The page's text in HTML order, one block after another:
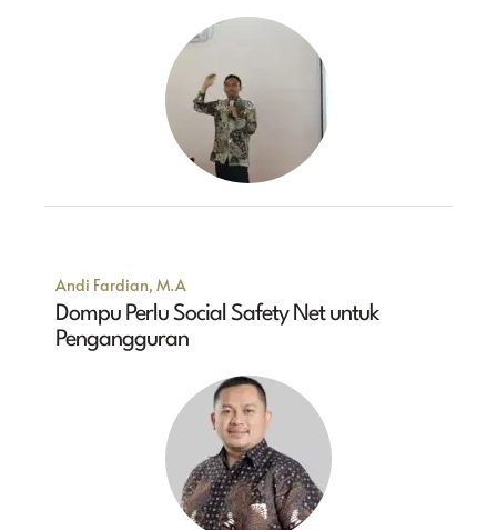
Andi Fardian, M.A
Dompu Perlu Social Safety Net untuk
Pengangguran